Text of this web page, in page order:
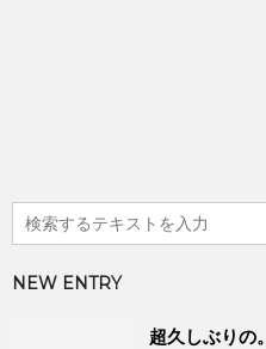
NEW ENTRY
超久しぶりの。